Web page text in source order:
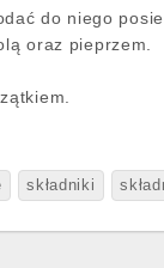
do niego
oraz pieprzem.
składniki